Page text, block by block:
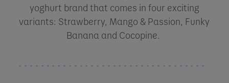
yoghurt brand that comes in four exciting
variants: Strawberry, Mango & Passion, Funky
Banana and Cocopine. ​